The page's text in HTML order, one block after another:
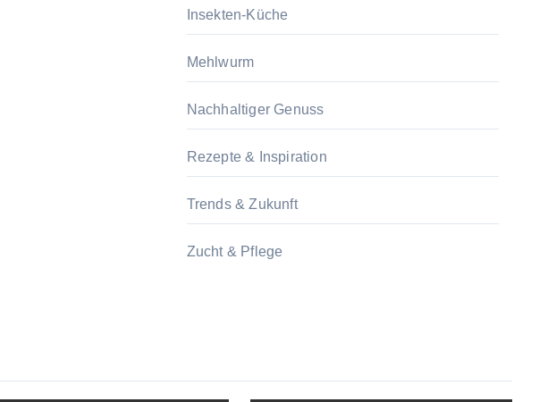
Insekten-Küche
Mehlwurm
Nachhaltiger Genuss
Rezepte & Inspiration
Trends & Zukunft
Zucht & Pflege